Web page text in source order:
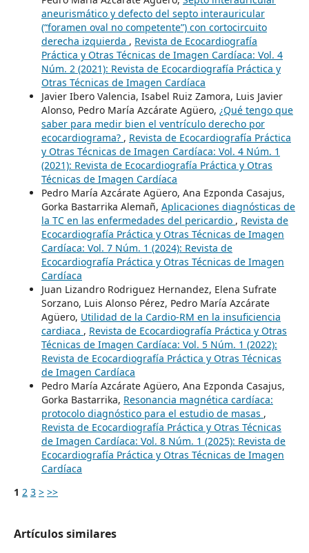
aneurismático y defecto del septo interauricular
(“foramen oval no competente”) con cortocircuito
derecha izquierda , Revista de Ecocardiografía
Práctica y Otras Técnicas de Imagen Cardíaca: Vol. 4
Núm. 2 (2021): Revista de Ecocardiografía Práctica y
Otras Técnicas de Imagen Cardíaca
Javier Ibero Valencia, Isabel Ruiz Zamora, Luis Javier
Alonso, Pedro María Azcárate Agüero, ¿Qué tengo que
saber para medir bien el ventrículo derecho por
ecocardiograma? , Revista de Ecocardiografía Práctica
y Otras Técnicas de Imagen Cardíaca: Vol. 4 Núm. 1
(2021): Revista de Ecocardiografía Práctica y Otras
Técnicas de Imagen Cardíaca
Pedro María Azcárate Agüero, Ana Ezponda Casajus,
Gorka Bastarrika Alemañ, Aplicaciones diagnósticas de
la TC en las enfermedades del pericardio , Revista de
Ecocardiografía Práctica y Otras Técnicas de Imagen
Cardíaca: Vol. 7 Núm. 1 (2024): Revista de
Ecocardiografía Práctica y Otras Técnicas de Imagen
Cardíaca
Juan Lizandro Rodriguez Hernandez, Elena Sufrate
Sorzano, Luis Alonso Pérez, Pedro María Azcárate
Agüero, Utilidad de la Cardio-RM en la insuficiencia
cardiaca , Revista de Ecocardiografía Práctica y Otras
Técnicas de Imagen Cardíaca: Vol. 5 Núm. 1 (2022):
Revista de Ecocardiografía Práctica y Otras Técnicas
de Imagen Cardíaca
Pedro María Azcárate Agüero, Ana Ezponda Casajus,
Gorka Bastarrika, Resonancia magnética cardíaca:
protocolo diagnóstico para el estudio de masas ,
Revista de Ecocardiografía Práctica y Otras Técnicas
de Imagen Cardíaca: Vol. 8 Núm. 1 (2025): Revista de
Ecocardiografía Práctica y Otras Técnicas de Imagen
Cardíaca
1 2 3 > >>
Artículos similares